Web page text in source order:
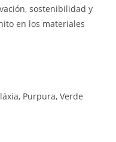
sostenibilidad y
en los materiales
Purpura, Verde